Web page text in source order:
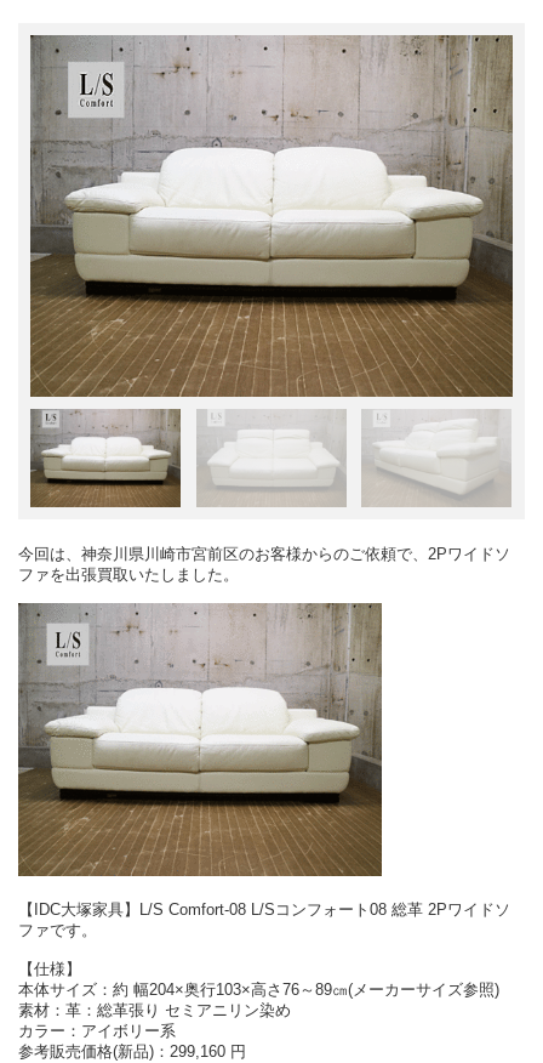
今回は、神奈川県川崎市宮前区のお客様からのご依頼で、2Pワイドソ
ファを出張買取いたしました。
【IDC大塚家具】L/S Comfort-08 L/Sコンフォート08 総革 2Pワイドソ
ファです。
【仕様】
本体サイズ：約 幅204×奥行103×高さ76～89㎝(メーカーサイズ参照)
素材：革：総革張り セミアニリン染め
カラー：アイボリー系
参考販売価格(新品)：299,160 円